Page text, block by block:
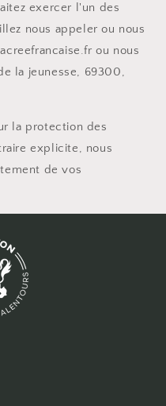
exercer l'un des
nous appeler ou nous
ou nous
la jeunesse, 69300,
la protection des
explicite, nous
de vos